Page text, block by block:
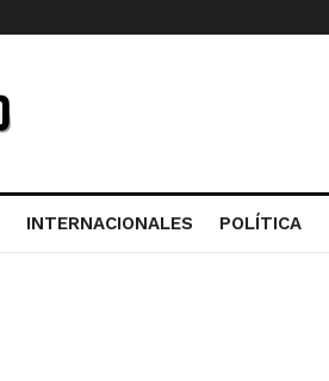
INTERNACIONALES POLÍTICA